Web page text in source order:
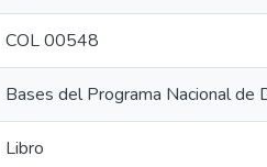
COL 00548
Bases del Programa Nacional
Libro